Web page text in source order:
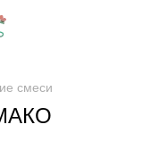
смеси